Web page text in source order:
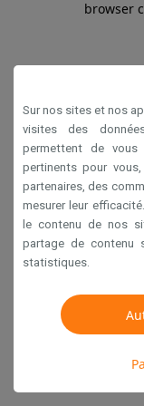
browser
Sur nos sites et nos
visites des
permettent de
pertinents pour
partenaires, des
mesurer leur
le contenu de nos
partage de contenu
statistiques.